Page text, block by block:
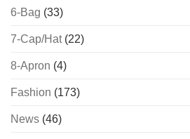
6-Bag (33)
7-Cap/Hat(22)
8-Apron (4)
Fashion (173)
News (46)